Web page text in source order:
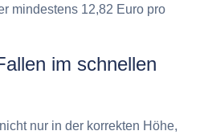
mindestens 12,82 Euro pro
im schnellen
nur in der korrekten Höhe,